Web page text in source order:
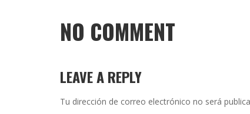
NO COMMENT
LEAVE A REPLY
Tu dirección de correo electrónico no será